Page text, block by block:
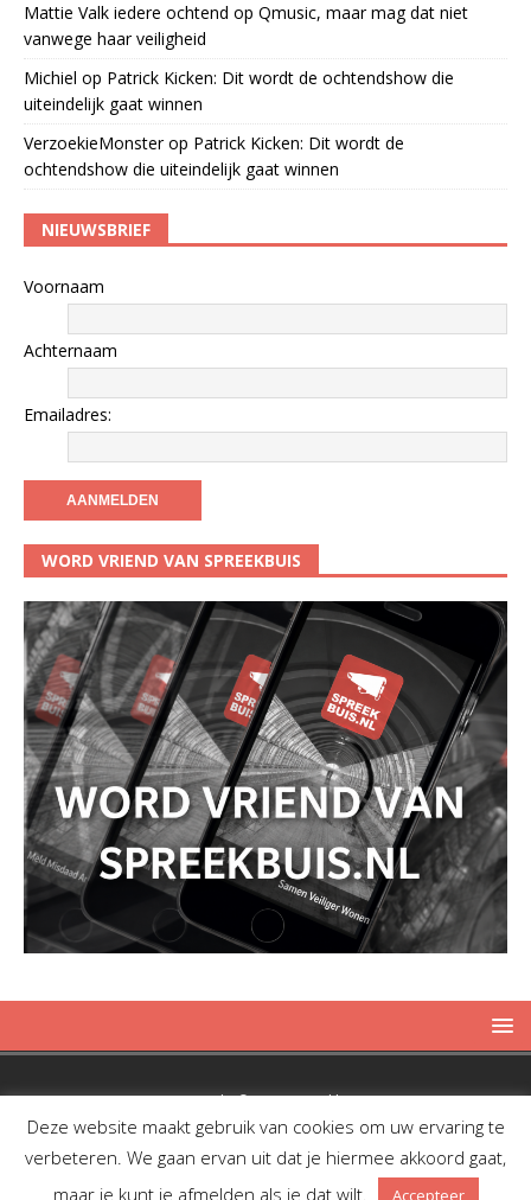
Mattie Valk iedere ochtend op Qmusic, maar mag dat niet
vanwege haar veiligheid
Michiel op Patrick Kicken: Dit wordt de ochtendshow die
uiteindelijk gaat winnen
VerzoekieMonsterop Patrick Kicken: Dit wordt de
ochtendshow die uiteindelijk gaat winnen
NIEUWSBRIEF
Voornaam
Achternaam
Emailadres:
WORD VRIEND VAN SPREEKBUIS
Copyright © 2019 Spreekbuis
Deze website maakt gebruik van cookies om uw ervaring te
verbeteren. We gaan ervan uit dat je hiermee akkoord gaat,
maar je kunt je afmelden als je dat wilt.
Accepteer